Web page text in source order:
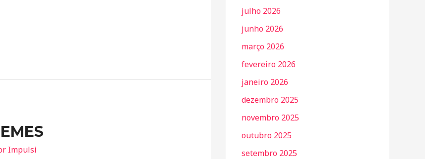
Impulsi
julho 2026
junho 2026
março 2026
fevereiro 2026
janeiro 2026
dezembro 2025
novembro 2025
outubro 2025
setembro 2025